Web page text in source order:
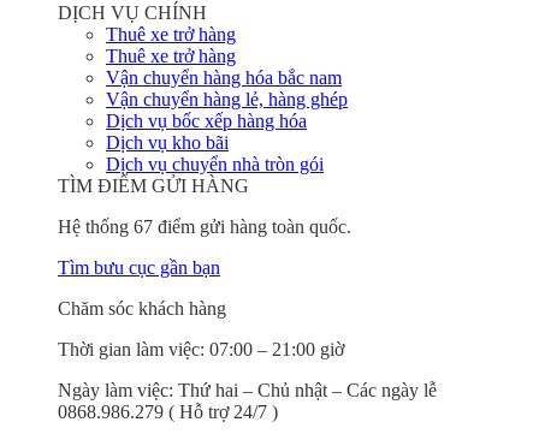
DỊCH VỤ CHÍNH
Thuê xe trở hàng
Thuê xe trở hàng
Vận chuyển hàng hóa bắc nam
Vận chuyển hàng lẻ, hàng ghép
Dịch vụ bốc xếp hàng hóa
Dịch vụ kho bãi
Dịch vụ chuyển nhà tròn gói
TÌM ĐIỂM GỬI HÀNG
Hệ thống 67 điểm gửi hàng toàn quốc.
Tìm bưu cục gần bạn
Chăm sóc khách hàng
Thời gian làm việc: 07:00 – 21:00 giờ
Ngày làm việc: Thứ hai – Chủ nhật – Các ngày lễ
0868.986.279 ( Hỗ trợ 24/7 )